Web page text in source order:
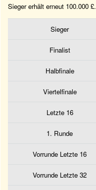
Sieger erhält erneut 100.000 £.
Sieger
Finalist
Halbfinale
Viertelfinale
Letzte 16
1. Runde
Vorrunde Letzte 16
Vorrunde Letzte 32